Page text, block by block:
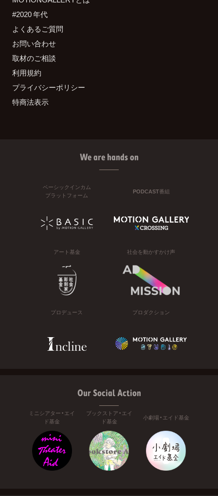
#2020 年代
よくあるご質問
お問い合わせ
取材のご相談
利用規約
プライバシーポリシー
特商法表示
We are hands on
ベーシックインカム
プラットフォーム
PODCAST番組
アート基金 社会を動かすかけ声
プロデュース プロダクション
Our Social Action
ミニシアター・エイ
ド基金
ブックストア・エイ
ド基金
小劇場・エイド基金